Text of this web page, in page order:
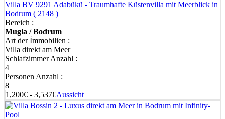
Villa BV 9291 Adabükü - Traumhafte Küstenvilla mit Meerblick in
Bodrum ( 2148 )
Bereich :
Mugla / Bodrum
Art der İmmobilien :
Villa direkt am Meer
Schlafzimmer Anzahl :
4
Personen Anzahl :
8
1,200€ - 3,537€Aussicht